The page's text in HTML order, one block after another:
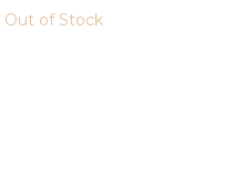
Out of Stock